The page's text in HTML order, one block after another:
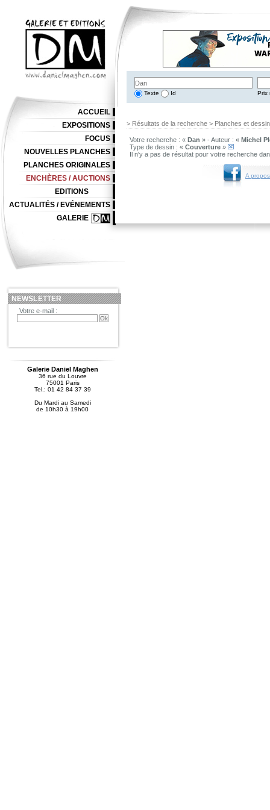
Texte Id Prix
> Résultats de la recherche > Planches et
Votre recherche : « Dan » - Auteur : « Michel
Type de dessin : « Couverture »
Il n'y a pas de résultat pour votre recherche
A
ACCUEIL
EXPOSITIONS
FOCUS
NOUVELLES PLANCHES
PLANCHES ORIGINALES
ENCHÈRES / AUCTIONS
EDITIONS
ACTUALITÉS / EVÉNEMENTS
GALERIE
NEWSLETTER
Votre e-mail :
Galerie Daniel Maghen
36 rue du Louvre
75001 Paris
Tel.: 01 42 84 37 39
Du Mardi au Samedi
de 10h30 à 19h00